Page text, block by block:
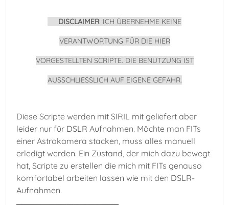
DISCLAIMER: ICH ÜBERNEHME KEINE
VERANTWORTUNG FÜR DIE HIER
VORGESTELLTEN SCRIPTE. DIE BENUTZUNG IST
AUSSCHLIESSLICH AUF EIGENE GEFAHR.
Diese Scripte werden mit SIRIL mit geliefert aber
leider nur für DSLR Aufnahmen. Möchte man FITs
einer Astrokamera stacken, muss alles manuell
erledigt werden. Ein Zustand, der mich dazu bewegt
hat, Scripte zu erstellen die mich mit FITs genauso
komfortabel arbeiten lassen wie mit den DSLR-
Aufnahmen.